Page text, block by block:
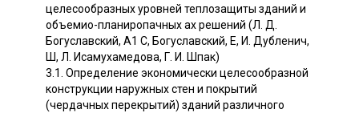
целесообразных уровней теплозащиты зданий и
объемио-планиропачных ах решений (Л. Д.
Богуславский, А1 С, Богуславский, Е, И. Дубленич,
Ш, Л. Исамухамедова, Г. И. Шпак)
3.1. Определение экономически целесообразной
конструкции наружных стен и покрытий
(чердачных перекрытий) зданий различного